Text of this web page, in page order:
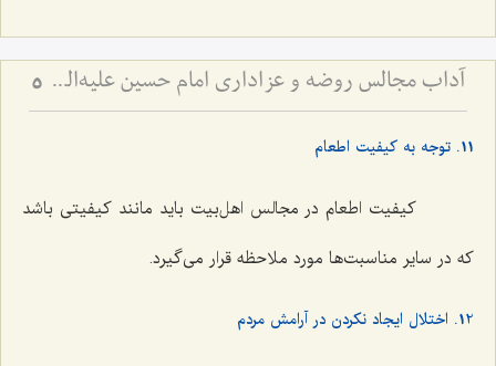
آداب مجالس روضه و عزاداری امام حسین علیه‌السلام - و توصیه‌های بزرگان دربارۀ ماه‌های محرّم و صفر 5
11. توجه به کیفیت اطعام
کیفیت اطعام در مجالس اهل‌بیت باید مانند کیفیتی باشد
که در سایر مناسبت‌ها مورد ملاحظه قرار می‌گیرد.
12. اختلال ایجاد نکردن در آرامش مردم